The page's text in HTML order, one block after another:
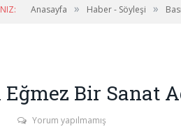
Anasayfa » Haber - Söyleşi »
Bir Sanat
Yorum yapılmamış